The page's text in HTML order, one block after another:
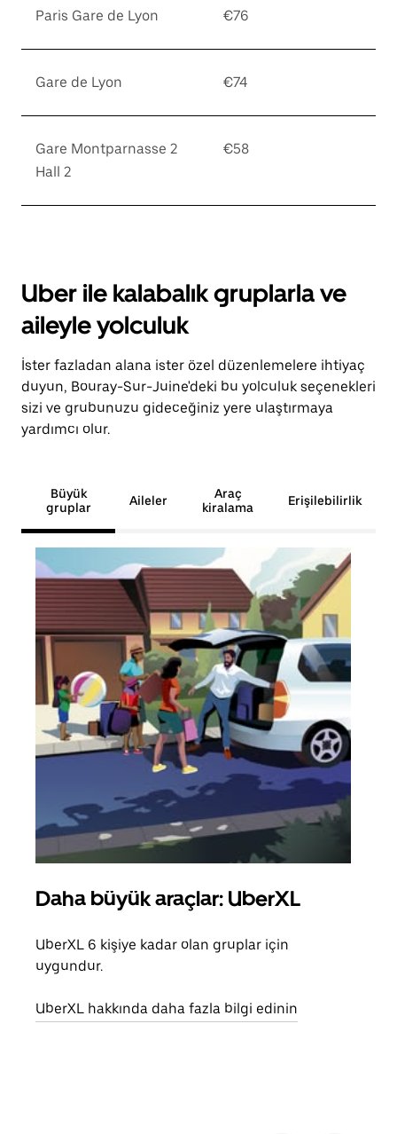
Paris Gare de Lyon €76
Gare de Lyon €74
Gare Montparnasse 2
Hall 2
€58
Uber ile kalabalık gruplarla ve
aileyle yolculuk
İster fazladan alana ister özel düzenlemelere ihtiyaç
duyun, Bouray-Sur-Juine'deki bu yolculuk seçenekleri
sizi ve grubunuzu gideceğiniz yere ulaştırmaya
yardımcı olur.
Büyük
gruplar
Aileler
Araç
kiralama
Erişilebilirlik
Daha büyük araçlar: UberXL
UberXL 6 kişiye kadar olan gruplar için
uygundur.
UberXL hakkında daha fazla bilgi edinin